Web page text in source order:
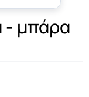
- μπάρα